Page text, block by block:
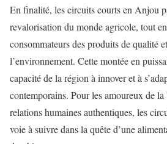
En finalité, les circuits courts en Anjou
revalorisation du monde agricole, tout
consommateurs des produits de qualité
l’environnement. Cette montée en
capacité de la région à innover et à
contemporains. Pour les amoureux de
relations humaines authentiques, les
voie à suivre dans la quête d’une